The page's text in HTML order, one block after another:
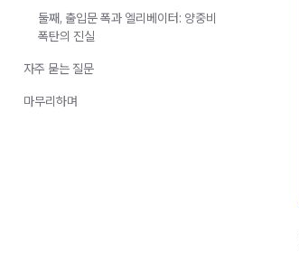
둘째, 출입문 폭과 엘리베이터: 양중비
폭탄의 진실
자주 묻는 질문
마무리하며